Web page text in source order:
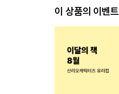
이 상품의 이벤트